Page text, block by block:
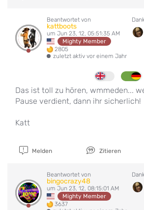
Beantwortet von
kattboots
um Jun 23, 12, 05:51:35 AM
Mighty Member
2805
zuletzt aktiv vor einem Jahr
Das ist toll zu hören, wmmeden...
Pause verdient, dann ihr sicherlich!
Katt
Melden Zitieren
Beantwortet von
bingocrazy48
um Jun 23, 12, 08:15:01 AM
Mighty Member
3637